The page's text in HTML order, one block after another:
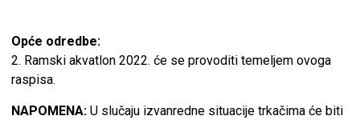
Opće odredbe:
2. Ramski akvatlon 2022. će se provoditi temeljem ovoga
raspisa.
NAPOMENA: U slučaju izvanredne situacije trkačima će biti